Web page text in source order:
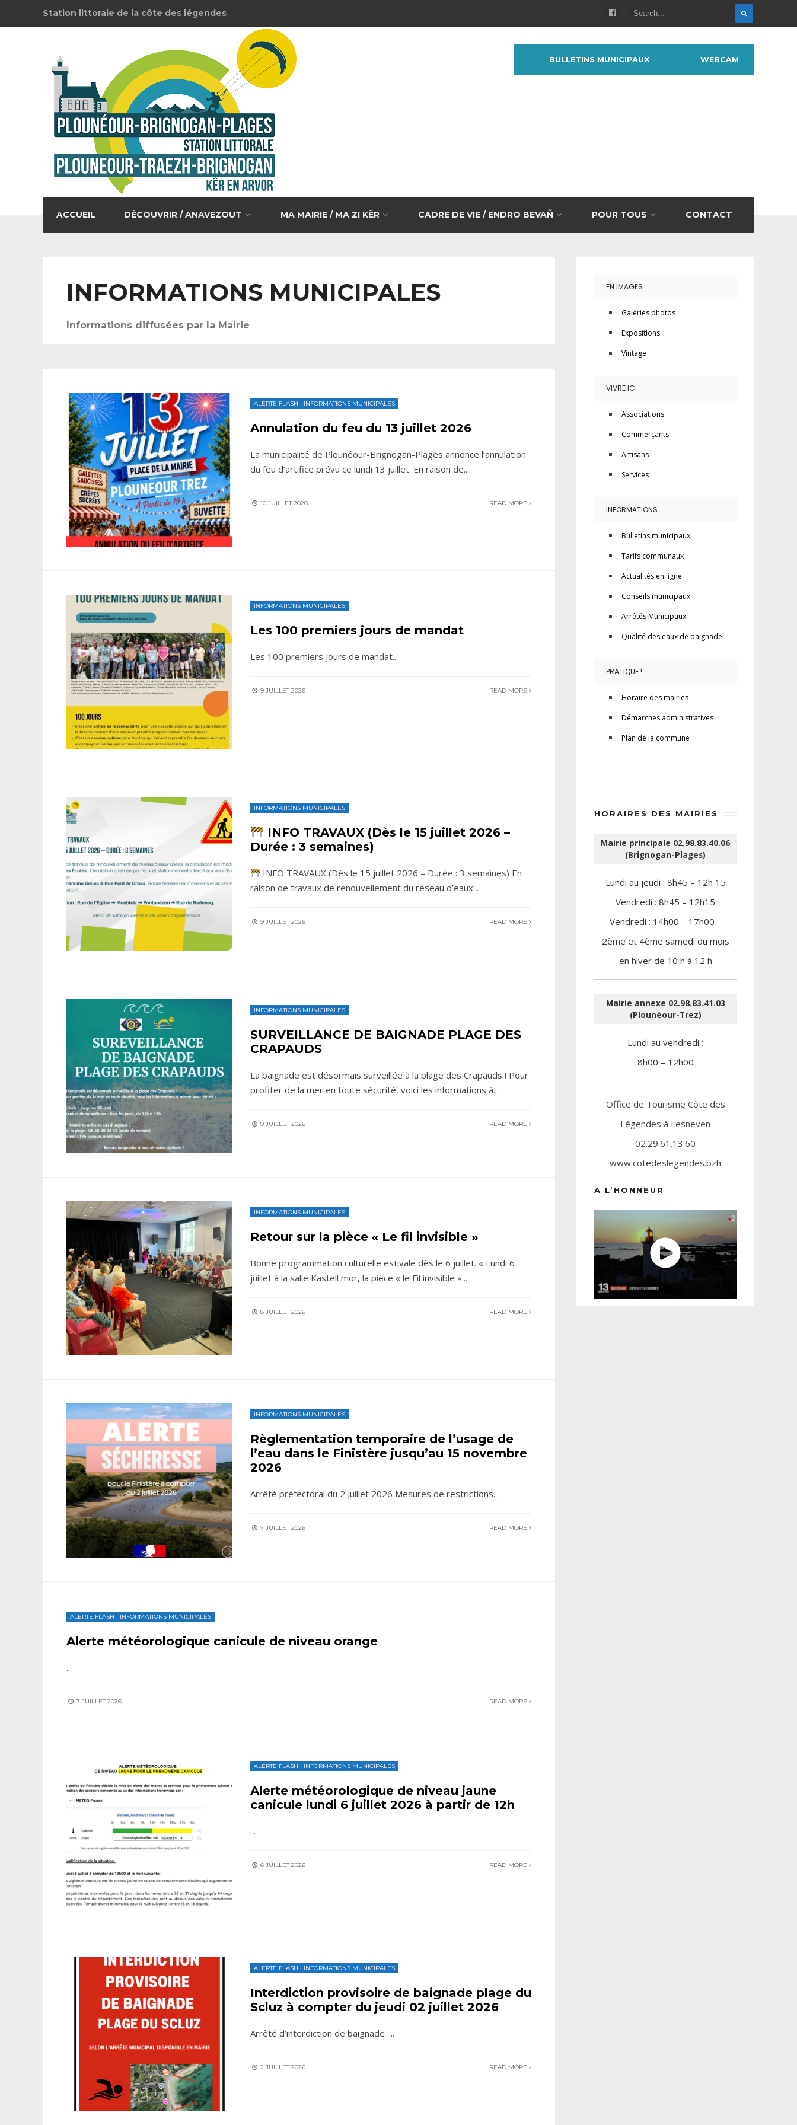
Station littorale de la côte des légendes
ACCUEIL DÉCOUVRIR / ANAVEZOUT MA MAIRIE / MA ZI KÊR CADRE DE VIE / ENDRO BEVAÑ POUR TOUS CONTACT
BULLETINS MUNICIPAUX WEBCAM
INFORMATIONS MUNICIPALES
Informations diffusées par la Mairie
ALERTE FLASH • INFORMATIONS MUNICIPALES
Annulation du feu du 13 juillet 2026
La municipalité de Plounéour-Brignogan-Plages annonce l’annulation
du feu d’artifice prévu ce lundi 13 juillet. En raison de...
10 JUILLET 2026 READ MORE
INFORMATIONS MUNICIPALES
Les 100 premiers jours de mandat
Les 100 premiers jours de mandat...
9 JUILLET 2026 READ MORE
INFORMATIONS MUNICIPALES
INFO TRAVAUX (Dès le 15 juillet 2026 –
Durée : 3 semaines)
INFO TRAVAUX (Dès le 15 juillet 2026 – Durée : 3 semaines) En
raison de travaux de renouvellement du réseau d’eaux...
9 JUILLET 2026 READ MORE
INFORMATIONS MUNICIPALES
SURVEILLANCE DE BAIGNADE PLAGE DES
CRAPAUDS
La baignade est désormais surveillée à la plage des Crapauds ! Pour
profiter de la mer en toute sécurité, voici les informations à...
9 JUILLET 2026 READ MORE
INFORMATIONS MUNICIPALES
Retour sur la pièce « Le fil invisible »
Bonne programmation culturelle estivale dès le 6 juillet. « Lundi 6
juillet à la salle Kastell mor, la pièce « le Fil invisible »...
8 JUILLET 2026 READ MORE
INFORMATIONS MUNICIPALES
Règlementation temporaire de l’usage de
l’eau dans le Finistère jusqu’au 15 novembre
2026
Arrêté préfectoral du 2 juillet 2026 Mesures de restrictions...
7 JUILLET 2026 READ MORE
ALERTE FLASH • INFORMATIONS MUNICIPALES
Alerte météorologique canicule de niveau orange
...
7 JUILLET 2026 READ MORE
ALERTE FLASH • INFORMATIONS MUNICIPALES
Alerte météorologique de niveau jaune
canicule lundi 6 juillet 2026 à partir de 12h
...
6 JUILLET 2026 READ MORE
ALERTE FLASH • INFORMATIONS MUNICIPALES
Interdiction provisoire de baignade plage du
Scluz à compter du jeudi 02 juillet 2026
Arrêté d’interdiction de baignade :...
2 JUILLET 2026 READ MORE
EN IMAGES
Galeries photos
Expositions
Vintage
VIVRE ICI
Associations
Commerçants
Artisans
Services
INFORMATIONS
Bulletins municipaux
Tarifs communaux
Actualités en ligne
Conseils municipaux
Arrêtés Municipaux
Qualité des eaux de baignade
PRATIQUE !
Horaire des mairies
Démarches administratives
Plan de la commune
HORAIRES DES MAIRIES
Mairie principale 02.98.83.40.06
(Brignogan-Plages)
Lundi au jeudi : 8h45 – 12h 15
Vendredi : 8h45 – 12h15
Vendredi : 14h00 – 17h00 –
2ème et 4ème samedi du mois
en hiver de 10 h à 12 h
Mairie annexe 02.98.83.41.03
(Plounéour-Trez)
Lundi au vendredi :
8h00 – 12h00
Office de Tourisme Côte des
Légendes à Lesneven
02.29.61.13.60
www.cotedeslegendes.bzh
A L’HONNEUR